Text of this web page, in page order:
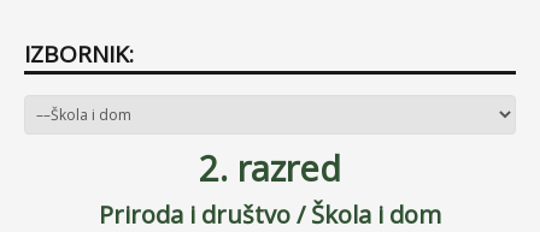
IZBORNIK:
2. razred
Priroda i društvo /Škola i dom